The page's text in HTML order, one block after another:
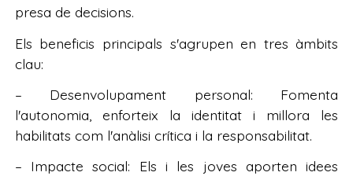
presa de decisions.
Els beneficis principals s'agrupen en tres àmbits
clau:
– Desenvolupament personal: Fomenta
l'autonomia, enforteix la identitat i millora les
habilitats com l'anàlisi crítica i la responsabilitat.
– Impacte social: Els i les joves aporten idees